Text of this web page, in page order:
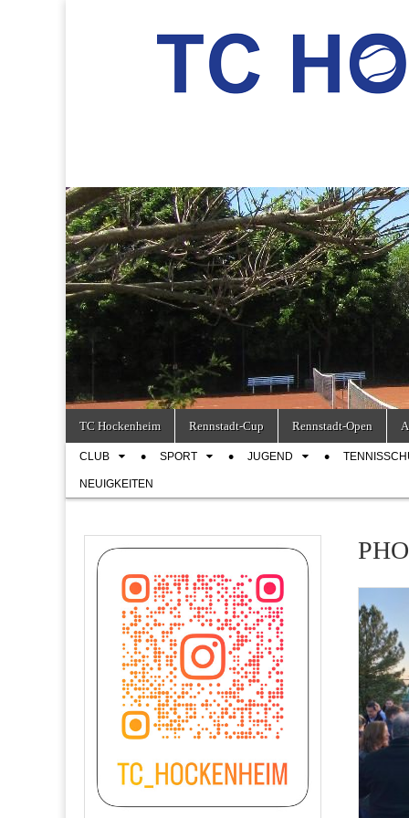
TC Hockenheim
Main
menu
content
TC Hockenheim Rennstadt-Cup Rennstadt-Open
SubCLUB SPORT JUGEND
NEUIGKEITEN